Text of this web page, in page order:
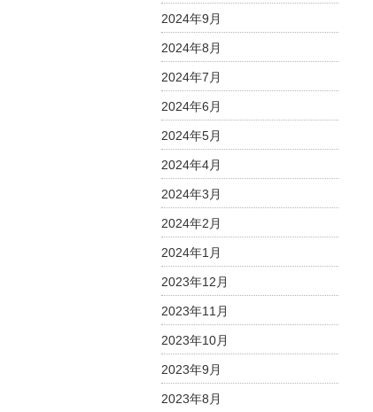
2024年9月
2024年8月
2024年7月
2024年6月
2024年5月
2024年4月
2024年3月
2024年2月
2024年1月
2023年12月
2023年11月
2023年10月
2023年9月
2023年8月